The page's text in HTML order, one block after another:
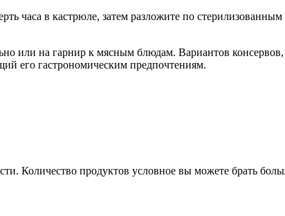
часа в кастрюле, затем разложите по стерилизованным
или на гарнир к мясным блюдам. Вариантов
его гастрономическим предпочтениям.
Количество продуктов условное вы можете брать